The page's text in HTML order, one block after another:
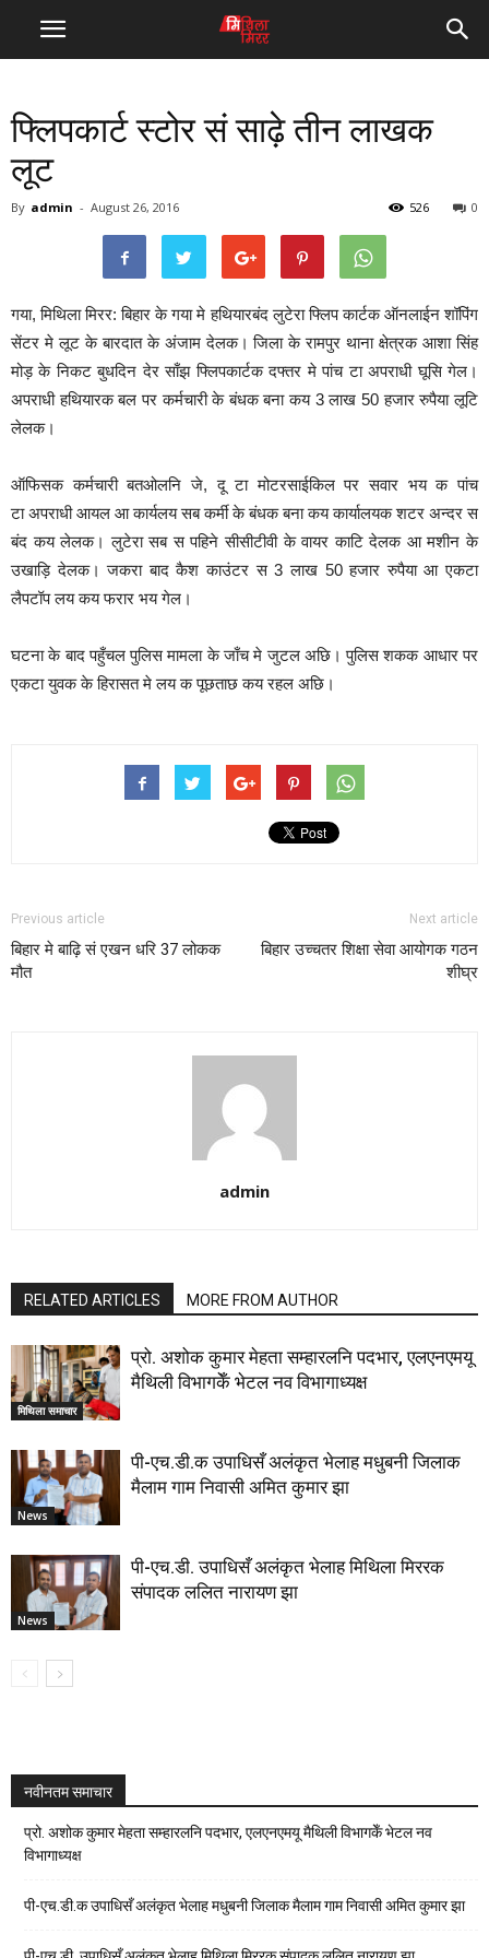
फ्लिपकार्ट स्टोर सं साढ़े तीन लाखक
लूट
By admin - August 26, 2016 0
526
गया, मिथिला मिरर: बिहार के गया मे हथियारबंद लुटेरा फ्लिप कार्टक ऑनलाईन शॉपिंग
सेंटर मे लूट के बारदात के अंजाम देलक। जिला के रामपुर थाना क्षेत्रक आशा सिंह
मोड़ के निकट बुधदिन देर साँझ फ्लिपकार्टक दफ्तर मे पांच टा अपराधी घूसि गेल।
अपराधी हथियारक बल पर कर्मचारी के बंधक बना कय 3 लाख 50 हजार रुपैया लूटि
लेलक।
ऑफिसक कर्मचारी बतओलनि जे, दू टा मोटरसाईकिल पर सवार भय क पांच
टा अपराधी आयल आ कार्यलय सब कर्मी के बंधक बना कय कार्यालयक शटर अन्दर स
बंद कय लेलक। लुटेरा सब स पहिने सीसीटीवी के वायर काटि देलक आ मशीन के
उखाड़ि देलक। जकरा बाद कैश काउंटर स 3 लाख 50 हजार रुपैया आ एकटा
लैपटॉप लय कय फरार भय गेल।
घटना के बाद पहुँचल पुलिस मामला के जाँच मे जुटल अछि। पुलिस शकक आधार पर
एकटा युवक के हिरासत मे लय क पूछताछ कय रहल अछि।
Previous article
बिहार मे बाढ़ि सं एखन धरि 37 लोकक
मौत
Next article
बिहार उच्चतर शिक्षा सेवा आयोगक गठन
शीघ्र
admin
RELATED ARTICLES MORE FROM AUTHOR
मिथिला समाचार
प्रो. अशोक कुमार मेहता सम्हारलनि पदभार, एलएनएमयू
मैथिली विभागकेँ भेटल नव विभागाध्यक्ष
News
पी-एच.डी.क उपाधिसँ अलंकृत भेलाह मधुबनी जिलाक
मैलाम गाम निवासी अमित कुमार झा
News
पी-एच.डी. उपाधिसँ अलंकृत भेलाह मिथिला मिररक
संपादक ललित नारायण झा
नवीनतम समाचार
प्रो. अशोक कुमार मेहता सम्हारलनि पदभार, एलएनएमयू मैथिली विभागकेँ भेटल नव
विभागाध्यक्ष
पी-एच.डी.क उपाधिसँ अलंकृत भेलाह मधुबनी जिलाक मैलाम गाम निवासी अमित कुमार झा